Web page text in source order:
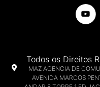
Todos os Direitos
MAZ AGENCIA DE
AVENIDA MARCOS